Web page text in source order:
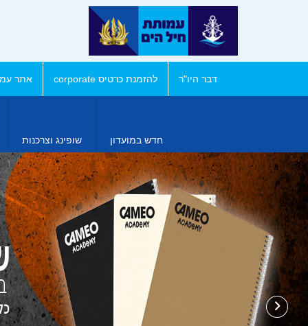
דבר היו"ר להזמנת כרטיס corporate אתר
חדש במועדון שופינג וצרכנות